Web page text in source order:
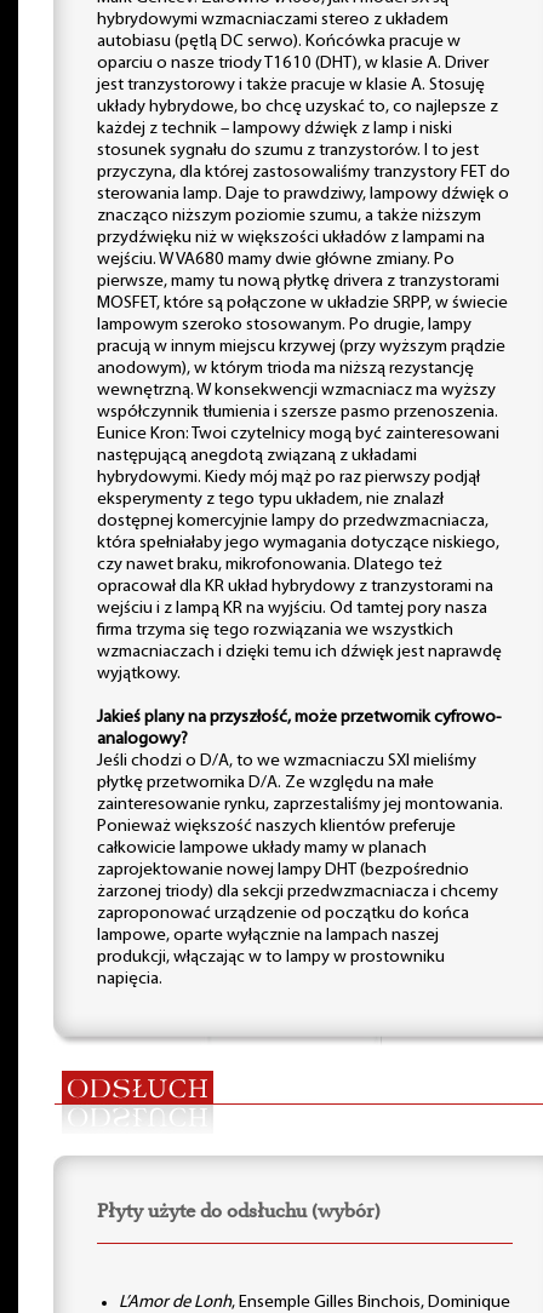
hybrydowymi wzmacniaczami stereo z układem
autobiasu (pętlą DC serwo). Końcówka pracuje w
oparciu o nasze triody T1610 (DHT), w klasie A. Driver
jest tranzystorowy i także pracuje w klasie A. Stosuję
układy hybrydowe, bo chcę uzyskać to, co najlepsze z
każdej z technik – lampowy dźwięk z lamp i niski
stosunek sygnału do szumu z tranzystorów. I to jest
przyczyna, dla której zastosowaliśmy tranzystory FET do
sterowania lamp. Daje to prawdziwy, lampowy dźwięk o
znacząco niższym poziomie szumu, a także niższym
przydźwięku niż w większości układów z lampami na
wejściu. W VA680 mamy dwie główne zmiany. Po
pierwsze, mamy tu nową płytkę drivera z tranzystorami
MOSFET, które są połączone w układzie SRPP, w świecie
lampowym szeroko stosowanym. Po drugie, lampy
pracują w innym miejscu krzywej (przy wyższym prądzie
anodowym), w którym trioda ma niższą rezystancję
wewnętrzną. W konsekwencji wzmacniacz ma wyższy
współczynnik tłumienia i szersze pasmo przenoszenia.
Eunice Kron: Twoi czytelnicy mogą być zainteresowani
następującą anegdotą związaną z układami
hybrydowymi. Kiedy mój mąż po raz pierwszy podjął
eksperymenty z tego typu układem, nie znalazł
dostępnej komercyjnie lampy do przedwzmacniacza,
która spełniałaby jego wymagania dotyczące niskiego,
czy nawet braku, mikrofonowania. Dlatego też
opracował dla KR układ hybrydowy z tranzystorami na
wejściu i z lampą KR na wyjściu. Od tamtej pory nasza
firma trzyma się tego rozwiązania we wszystkich
wzmacniaczach i dzięki temu ich dźwięk jest naprawdę
wyjątkowy.
Jakieś plany na przyszłość, może przetwornik cyfrowo-
analogowy?
Jeśli chodzi o D/A, to we wzmacniaczu SXI mieliśmy
płytkę przetwornika D/A. Ze względu na małe
zainteresowanie rynku, zaprzestaliśmy jej montowania.
Ponieważ większość naszych klientów preferuje
całkowicie lampowe układy mamy w planach
zaprojektowanie nowej lampy DHT (bezpośrednio
żarzonej triody) dla sekcji przedwzmacniacza i chcemy
zaproponować urządzenie od początku do końca
lampowe, oparte wyłącznie na lampach naszej
produkcji, włączając w to lampy w prostowniku
napięcia.
Płyty użyte do odsłuchu (wybór)
L’Amor de Lonh, Ensemple Gilles Binchois, Dominique